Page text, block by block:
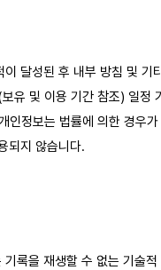
달성된 후 내부 방침 및 기
유 및 이용 기간 참조) 일정
인정보는 법률에 의한 경우
되지 않습니다.
록을 재생할 수 없는 기술적